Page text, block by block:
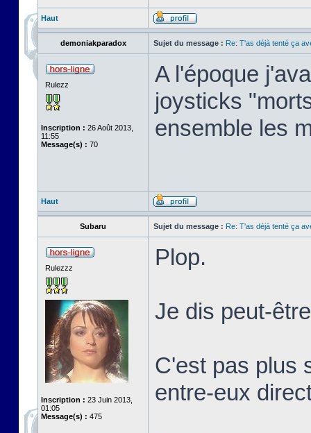
Haut
demoniakparadox Sujet du message : Re: T'as déjà tenté ça
Rulezz
Inscription : 26 Août 2013,
11:55
Message(s) : 70
A l'époque
joysticks
ensemble les
Haut
Subaru Sujet du message : Re: T'as déjà tenté ça
Rulezzz
Inscription : 23 Juin 2013,
01:05
Message(s) : 475
Plop.
Je dis peut-
C'est pas plus
entre-eux